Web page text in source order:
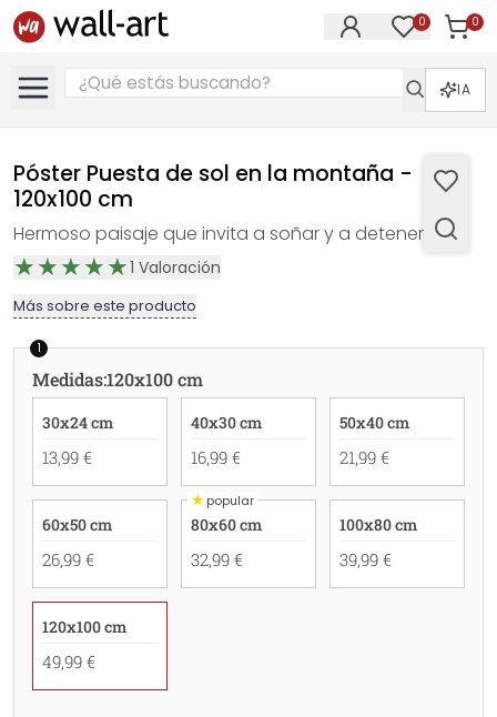
0 0
IA
Póster Puesta de sol en la montaña -
120x100 cm
Hermoso paisaje que invita a soñar y a detenerse.
1 Valoración
Más sobre este producto
1
Medidas:120x100 cm
30x24 cm
13,99 €
40x30 cm
16,99 €
50x40 cm
21,99 €
60x50 cm
26,99 €
★popular
80x60 cm
32,99 €
100x80 cm
39,99 €
120x100 cm
49,99 €